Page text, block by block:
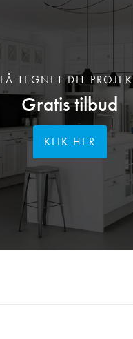
Gratis tilbud
FÅ TEGNET DIT
KLIK HER